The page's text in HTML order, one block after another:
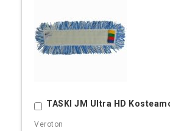
TASKI JM Ultra HD
Ostoskoriin